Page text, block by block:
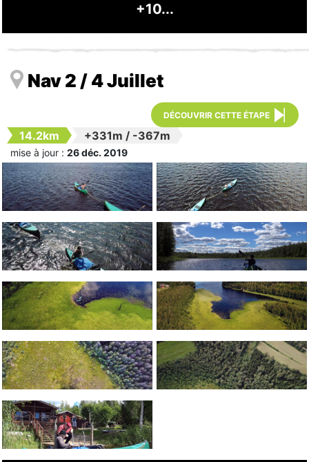
+10...
Nav 2 / 4 Juillet
DÉCOUVRIR CETTE ÉTAPE
14.2km +331m / -367m
mise à jour : 26 déc. 2019